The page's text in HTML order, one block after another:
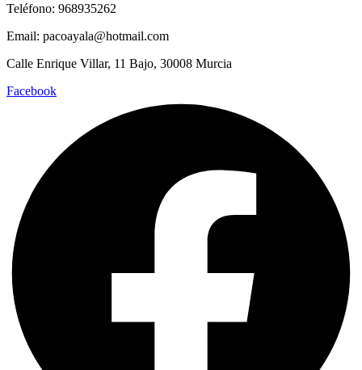
Teléfono: 968935262
Email: pacoayala@hotmail.com
Calle Enrique Villar, 11 Bajo, 30008 Murcia
Facebook